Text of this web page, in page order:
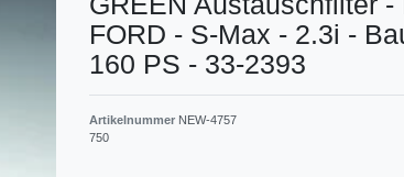
FORD - S-Max - 2.3i -
160 PS - 33-2393
Artikelnummer NEW-4757
750